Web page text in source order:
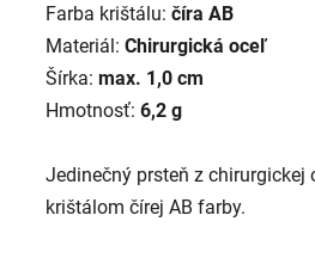
Farba krištálu: číra AB
Materiál: Chirurgická oceľ
Šírka: max. 1,0 cm
Hmotnosť: 6,2 g
Jedinečný prsteň z chirurgickej
krištálom čírej AB farby.